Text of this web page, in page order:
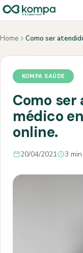
Home Como ser
KOMPA SAÚDE
Como
médico
online.
20/04/2021 3